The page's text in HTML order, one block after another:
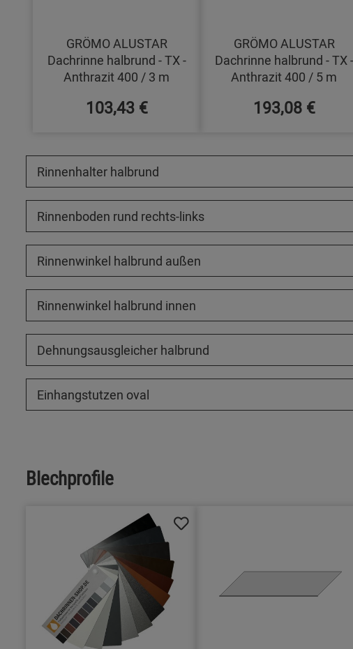
GRÖMO ALUSTAR
Dachrinne halbrund - TX -
Anthrazit 400 / 3 m
103,43 €
GRÖMO ALUSTAR
Dachrinne halbrund - TX -
Anthrazit 400 / 5 m
193,08 €
Rinnenhalter halbrund
Rinnenboden rund rechts-links
Rinnenwinkel halbrund außen
Rinnenwinkel halbrund innen
Dehnungsausgleicher halbrund
Einhangstutzen oval
Blechprofile